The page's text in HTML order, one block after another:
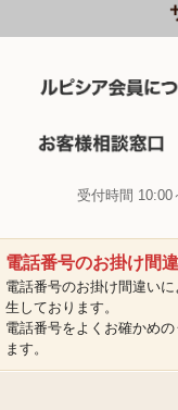
受付時間 10:00
電話番号のお掛け間
電話番号のお掛け間違い
生しております。
電話番号をよくお確かめ
ます。